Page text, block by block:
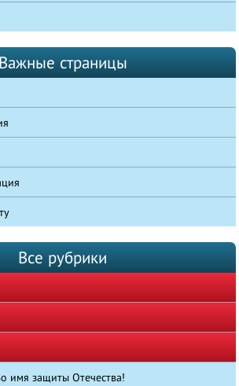
Важные страницы
Все рубрики
имя защиты Отечества!